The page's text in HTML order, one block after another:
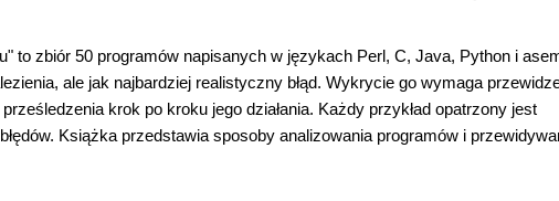
to zbiór 50 programów napisanych w językach Perl, C, Java, Python i
ale jak najbardziej realistyczny błąd. Wykrycie go wymaga
krok po kroku jego działania. Każdy przykład opatrzony jest
Książka przedstawia sposoby analizowania programów i